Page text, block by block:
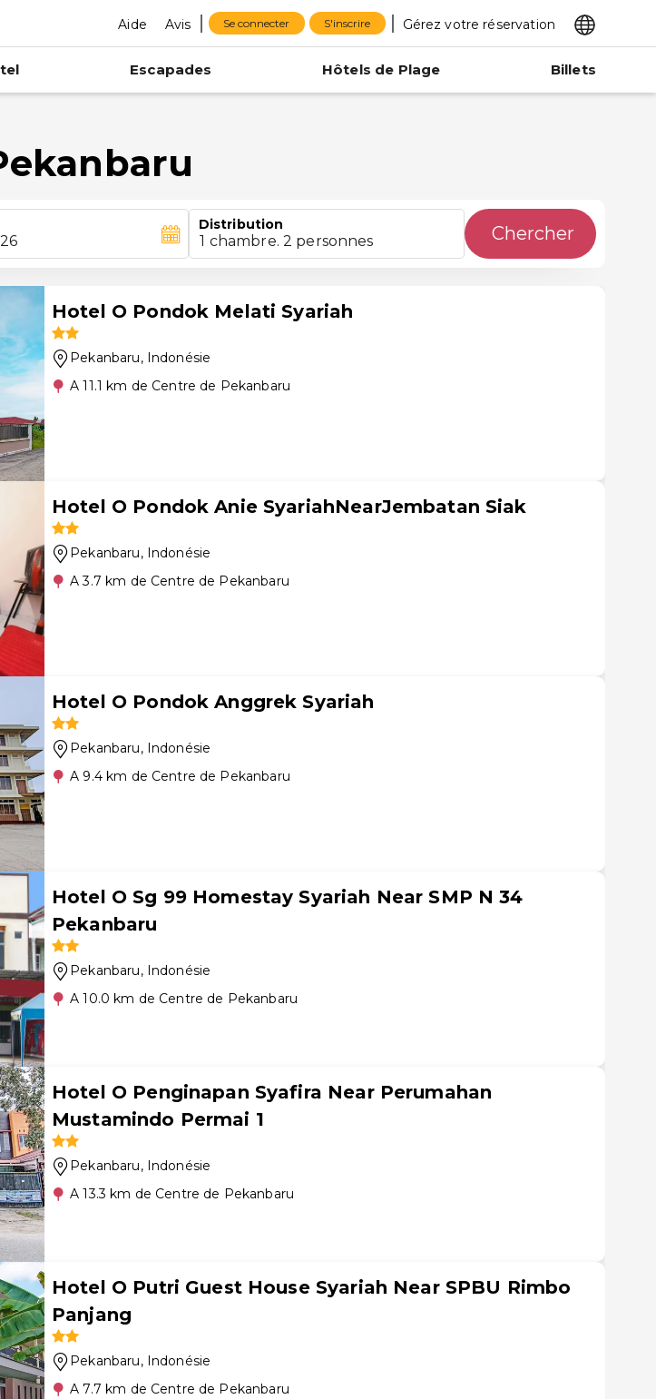
Aide Avis Se connecter S'inscrire Gérez votre réservation
Escapades Hôtels de Plage Billets
Distribution
1 chambre. 2 personnes Chercher
Hotel O Pondok Melati Syariah
Pekanbaru, Indonésie
A 11.1 km de Centre de Pekanbaru
Hotel O Pondok Anie SyariahNearJembatan Siak
Pekanbaru, Indonésie
A 3.7 km de Centre de Pekanbaru
Hotel O Pondok Anggrek Syariah
Pekanbaru, Indonésie
A 9.4 km de Centre de Pekanbaru
Hotel O Sg 99 Homestay Syariah Near SMP N 34
Pekanbaru
Pekanbaru, Indonésie
A 10.0 km de Centre de Pekanbaru
Hotel O Penginapan Syafira Near Perumahan
Mustamindo Permai 1
Pekanbaru, Indonésie
A 13.3 km de Centre de Pekanbaru
Hotel O Putri Guest House Syariah Near SPBU Rimbo
Panjang
Pekanbaru, Indonésie
A 7.7 km de Centre de Pekanbaru